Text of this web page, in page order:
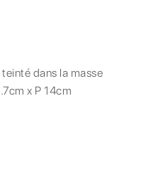
dans la masse
x P 14cm